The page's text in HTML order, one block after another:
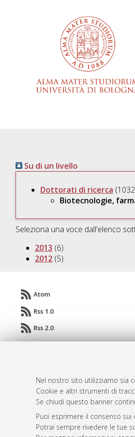
Nel nostro sito utilizziamo sia
Cookie e altri strumenti di
Se chiudi questo banner
Puoi esprimere il consenso
Potrai sempre rivedere le tue
Su di un livello
Dottorati di ricerca
Biotecnologie,
Seleziona una voce dall'elenco
2013 (6)
2012(5)
Atom
Rss 1.0
Rss 2.0
© ALMA